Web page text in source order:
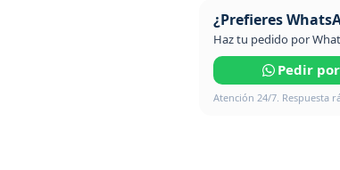
¿Prefieres
Haz tu pedido por
Pedir
Atención 24/7. Respuesta